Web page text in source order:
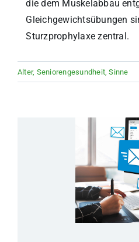
die dem Muskelabbau
Gleichgewichtsübungen
Sturzprophylaxe zentral.
Alter, Seniorengesundheit ,Sinne